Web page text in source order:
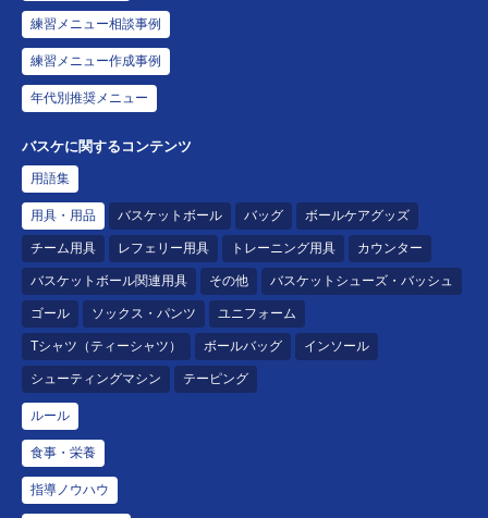
練習メニュー相談事例
練習メニュー作成事例
年代別推奨メニュー
バスケに関するコンテンツ
用語集
用具・用品 バスケットボール バッグ ボールケアグッズ
チーム用具 レフェリー用具 トレーニング用具 カウンター
バスケットボール関連用具 その他 バスケットシューズ・バッシュ
ゴール ソックス・パンツ ユニフォーム
Tシャツ（ティーシャツ） ボールバッグ インソール
シューティングマシン テーピング
ルール
食事・栄養
指導ノウハウ